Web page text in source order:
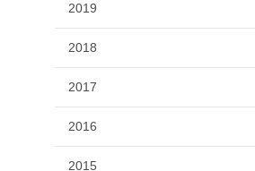
2019
2018
2017
2016
2015